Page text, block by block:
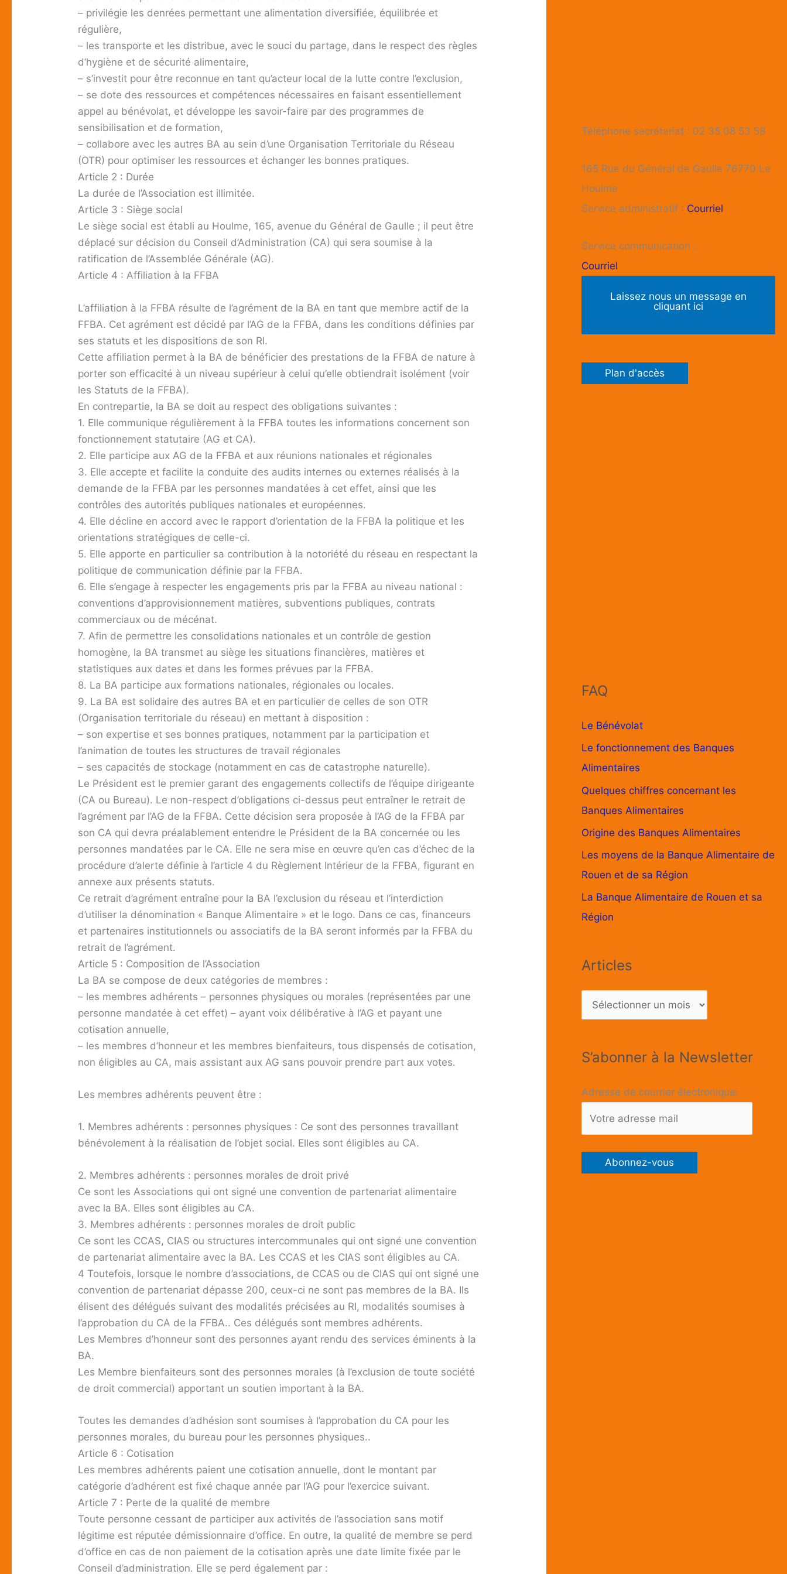
– privilégie les denrées permettant une alimentation diversifiée, équilibrée et
régulière,
– les transporte et les distribue, avec le souci du partage, dans le respect des règles
d’hygiène et de sécurité alimentaire,
– s’investit pour être reconnue en tant qu’acteur local de la lutte contre l’exclusion,
– se dote des ressources et compétences nécessaires en faisant essentiellement
appel au bénévolat, et développe les savoir-faire par des programmes de
sensibilisation et de formation,
– collabore avec les autres BA au sein d’une Organisation Territoriale du Réseau
(OTR) pour optimiser les ressources et échanger les bonnes pratiques.
Article 2 : Durée
La durée de l’Association est illimitée.
Article 3 : Siège social
Le siège social est établi au Houlme, 165, avenue du Général de Gaulle ; il peut être
déplacé sur décision du Conseil d’Administration (CA) qui sera soumise à la
ratification de l’Assemblée Générale (AG).
Article 4 : Affiliation à la FFBA
L’affiliation à la FFBA résulte de l’agrément de la BA en tant que membre actif de la
FFBA. Cet agrément est décidé par l’AG de la FFBA, dans les conditions définies par
ses statuts et les dispositions de son RI.
Cette affiliation permet à la BA de bénéficier des prestations de la FFBA de nature à
porter son efficacité à un niveau supérieur à celui qu’elle obtiendrait isolément (voir
les Statuts de la FFBA).
En contrepartie, la BA se doit au respect des obligations suivantes :
1. Elle communique régulièrement à la FFBA toutes les informations concernent son
fonctionnement statutaire (AG et CA).
2. Elle participe aux AG de la FFBA et aux réunions nationales et régionales
3. Elle accepte et facilite la conduite des audits internes ou externes réalisés à la
demande de la FFBA par les personnes mandatées à cet effet, ainsi que les
contrôles des autorités publiques nationales et européennes.
4. Elle décline en accord avec le rapport d’orientation de la FFBA la politique et les
orientations stratégiques de celle-ci.
5. Elle apporte en particulier sa contribution à la notoriété du réseau en respectant la
politique de communication définie par la FFBA.
6. Elle s’engage à respecter les engagements pris par la FFBA au niveau national :
conventions d’approvisionnement matières, subventions publiques, contrats
commerciaux ou de mécénat.
7. Afin de permettre les consolidations nationales et un contrôle de gestion
homogène, la BA transmet au siège les situations financières, matières et
statistiques aux dates et dans les formes prévues par la FFBA.
8. La BA participe aux formations nationales, régionales ou locales.
9. La BA est solidaire des autres BA et en particulier de celles de son OTR
(Organisation territoriale du réseau) en mettant à disposition :
– son expertise et ses bonnes pratiques, notamment par la participation et
l’animation de toutes les structures de travail régionales
– ses capacités de stockage (notamment en cas de catastrophe naturelle).
Le Président est le premier garant des engagements collectifs de l’équipe dirigeante
(CA ou Bureau). Le non-respect d’obligations ci-dessus peut entraîner le retrait de
l’agrément par l’AG de la FFBA. Cette décision sera proposée à l’AG de la FFBA par
son CA qui devra préalablement entendre le Président de la BA concernée ou les
personnes mandatées par le CA. Elle ne sera mise en œuvre qu’en cas d’échec de la
procédure d’alerte définie à l’article 4 du Règlement Intérieur de la FFBA, figurant en
annexe aux présents statuts.
Ce retrait d’agrément entraîne pour la BA l’exclusion du réseau et l’interdiction
d’utiliser la dénomination « Banque Alimentaire » et le logo. Dans ce cas, financeurs
et partenaires institutionnels ou associatifs de la BA seront informés par la FFBA du
retrait de l’agrément.
Article 5 : Composition de l’Association
La BA se compose de deux catégories de membres :
– les membres adhérents – personnes physiques ou morales (représentées par une
personne mandatée à cet effet) – ayant voix délibérative à l’AG et payant une
cotisation annuelle,
– les membres d’honneur et les membres bienfaiteurs, tous dispensés de cotisation,
non éligibles au CA, mais assistant aux AG sans pouvoir prendre part aux votes.
Les membres adhérents peuvent être :
1. Membres adhérents : personnes physiques : Ce sont des personnes travaillant
bénévolement à la réalisation de l’objet social. Elles sont éligibles au CA.
2. Membres adhérents : personnes morales de droit privé
Ce sont les Associations qui ont signé une convention de partenariat alimentaire
avec la BA. Elles sont éligibles au CA.
3. Membres adhérents : personnes morales de droit public
Ce sont les CCAS, CIAS ou structures intercommunales qui ont signé une convention
de partenariat alimentaire avec la BA. Les CCAS et les CIAS sont éligibles au CA.
4 Toutefois, lorsque le nombre d’associations, de CCAS ou de CIAS qui ont signé une
convention de partenariat dépasse 200, ceux-ci ne sont pas membres de la BA. Ils
élisent des délégués suivant des modalités précisées au RI, modalités soumises à
l’approbation du CA de la FFBA.. Ces délégués sont membres adhérents.
Les Membres d’honneur sont des personnes ayant rendu des services éminents à la
BA.
Les Membre bienfaiteurs sont des personnes morales (à l’exclusion de toute société
de droit commercial) apportant un soutien important à la BA.
Toutes les demandes d’adhésion sont soumises à l’approbation du CA pour les
personnes morales, du bureau pour les personnes physiques..
Article 6 : Cotisation
Les membres adhérents paient une cotisation annuelle, dont le montant par
catégorie d’adhérent est fixé chaque année par l’AG pour l’exercice suivant.
Article 7 : Perte de la qualité de membre
Toute personne cessant de participer aux activités de l’association sans motif
légitime est réputée démissionnaire d’office. En outre, la qualité de membre se perd
d’office en cas de non paiement de la cotisation après une date limite fixée par le
Conseil d’administration. Elle se perd également par :
Téléphone secrétariat : 02 35 08 53 58
165 Rue du Général de Gaulle 76770 Le
Houlme
Service administratif : Courriel
Service communication :
Courriel
Laissez nous un message en
cliquant ici
Plan d'accès
FAQ
Le Bénévolat
Le fonctionnement des Banques
Alimentaires
Quelques chiffres concernant les
Banques Alimentaires
Origine des Banques Alimentaires
Les moyens de la Banque Alimentaire de
Rouen et de sa Région
La Banque Alimentaire de Rouen et sa
Région
Articles
S’abonner à la Newsletter
Adresse de courrier électronique: